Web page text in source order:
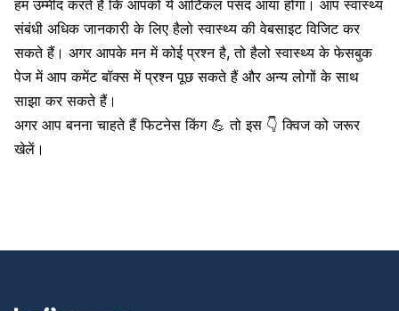
हम उम्मीद करते हैं कि आपको ये आर्टिकल पसंद आया होगा। आप स्वास्थ्य
संबंधी अधिक जानकारी के लिए हैलो स्वास्थ्य की वेबसाइट विजिट कर
सकते हैं। अगर आपके मन में कोई प्रश्न है, तो हैलो स्वास्थ्य के फेसबुक
पेज में आप कमेंट बॉक्स में प्रश्न पूछ सकते हैं और अन्य लोगों के साथ
साझा कर सकते हैं।
अगर आप बनना चाहते हैं फिटनेस किंग 💪 तो इस 👇 क्विज को जरूर
खेलें।